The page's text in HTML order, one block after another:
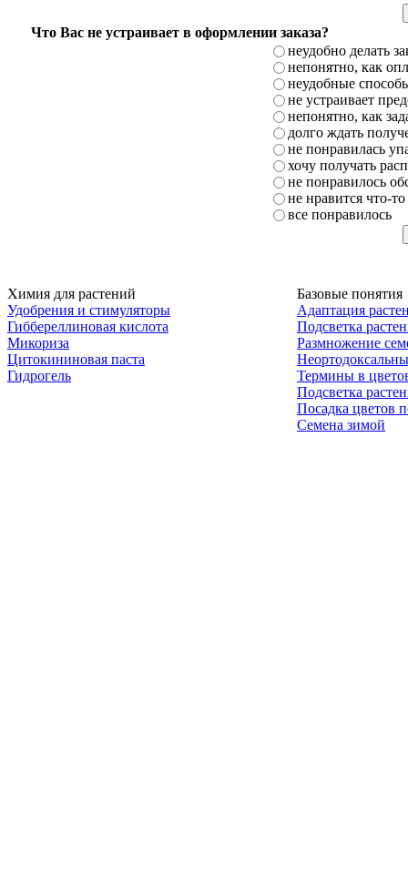
Что Вас не устраивает в оформлении заказа?
неудобно делать
непонятно, как
неудобные
не устраивает
непонятно, как
долго ждать
не понравилась
хочу получать
не понравилось
не нравится что-
все понравилось
Химия для растений
Удобрения и стимуляторы
Гиббереллиновая кислота
Микориза
Цитокининовая паста
Гидрогель
Базовые понятия
Адаптация
Подсветка
Размножение
Термины в
Подсветка
Посадка цветов
Семена зимой